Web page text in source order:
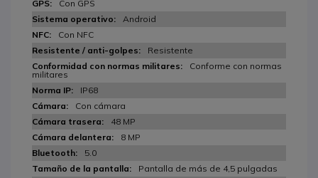
Con GPS
Android
Con NFC
Resistente
Conforme con normas
militares
IP68
Con cámara
48 MP
8 MP
5.0
Pantalla de más de 4,5 pulgadas